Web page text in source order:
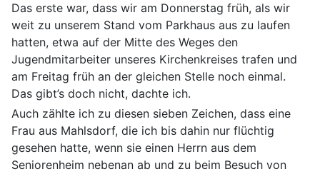
Das erste war, dass wir am Donnerstag früh, als wir
weit zu unserem Stand vom Parkhaus aus zu laufen
hatten, etwa auf der Mitte des Weges den
Jugendmitarbeiter unseres Kirchenkreises trafen und
am Freitag früh an der gleichen Stelle noch einmal.
Das gibt’s doch nicht, dachte ich.
Auch zählte ich zu diesen sieben Zeichen, dass eine
Frau aus Mahlsdorf, die ich bis dahin nur flüchtig
gesehen hatte, wenn sie einen Herrn aus dem
Seniorenheim nebenan ab und zu beim Besuch von